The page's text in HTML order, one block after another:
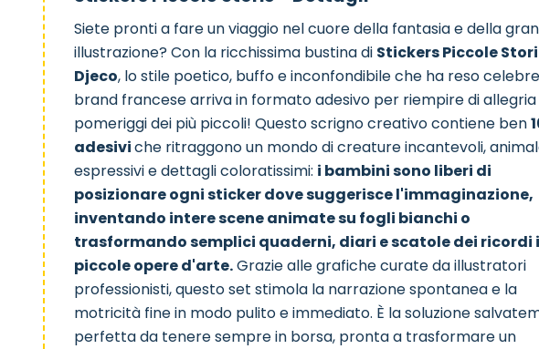
Siete pronti a fare un viaggio nel cuore della fantasia e della
illustrazione? Con la ricchissima bustina di Stickers Piccole
Djeco, lo stile poetico, buffo e inconfondibile che ha reso
brand francese arriva in formato adesivo per riempire di allegria
pomeriggi dei più piccoli! Questo scrigno creativo contiene ben
adesiviche ritraggono un mondo di creature incantevoli,
espressivi e dettagli coloratissimi: i bambini sono liberi di
posizionare ogni sticker dove suggerisce l'immaginazione,
inventando intere scene animate su fogli bianchi o
trasformando semplici quaderni, diari e scatole dei ricordi
piccole opere d'arte.Grazie alle grafiche curate da illustratori
professionisti, questo set stimola la narrazione spontanea e la
motricità fine in modo pulito e immediato. È la soluzione
perfetta da tenere sempre in borsa, pronta a trasformare un